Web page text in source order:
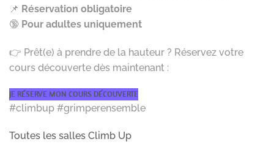
📌 Réservation obligatoire
🔞 Pour adultes uniquement
👉 Prêt(e) à prendre de la hauteur ? Réservez votre
cours découverte dès maintenant :
JE RÉSERVE MON COURS DÉCOUVERTE
#climbup #grimperensemble
Toutes les salles Climb Up